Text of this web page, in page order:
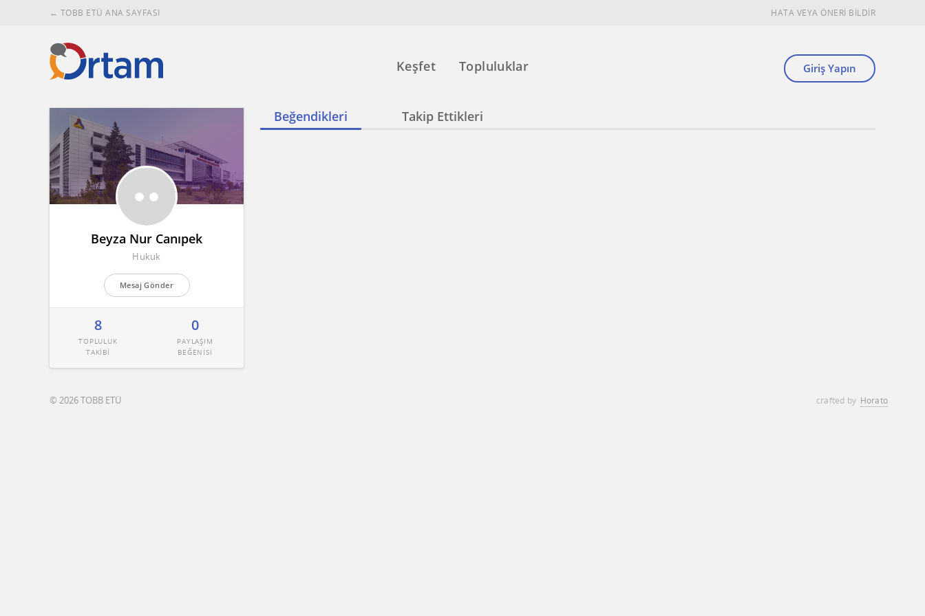
← TOBB ETÜ ANA SAYFASI HATA VEYA ÖNERİ BİLDİR
Keşfet Topluluklar
Beyza Nur Canıpek
Hukuk
Mesaj Gönder
8
TOPLULUK
TAKİBİ
0
PAYLAŞIM
BEĞENİSİ
Beğendikleri Takip Ettikleri
Giriş Yapın
© 2026 TOBB ETÜ crafted by Horato